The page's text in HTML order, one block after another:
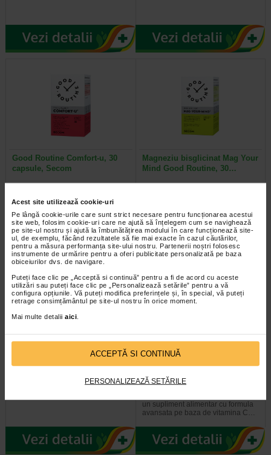
Acest site utilizează cookie-uri
Pe lângă cookie-urile care sunt strict necesare pentru funcționarea acestui
site web, folosim cookie-uri care ne ajută să înțelegem cum se navighează
pe site-ul nostru și ajută la îmbunătățirea modului în care funcționează site-
ul, de exemplu, făcând rezultatele să fie mai exacte în cazul căutărilor,
pentru a măsura performanța site-ului nostru. Partenerii noștri folosesc
instrumente de urmărire pentru a oferi publicitate personalizată pe baza
obiceiurilor dvs. de navigare.
Puteți face clic pe „Acceptă si continuă” pentru a fi de acord cu aceste
utilizări sau puteți face clic pe „Personalizează setările” pentru a vă
configura opțiunile. Vă puteți modifica preferințele și, în special, vă puteți
retrage consimțământul pe site-ul nostru în orice moment.
Mai multe detalii aici
ACCEPTĂ SI CONTINUĂ
PERSONALIZEAZĂ SETĂRILE
Good Routine Comfort-u, 30
capsule, Secom
GOOD ROUTINE®, 30 capsule
vegetale, pe baza de D-manoza…
Magneziu bisglicinat Mag Your
Mind Good Routine, 30…
magneziu si glicina este rezistent…
Krill Oil Good Routine, 60
Super Bio Vitamina C Solaray,
un supliment alimentar cu formula
avansata pe baza de vitamina C…